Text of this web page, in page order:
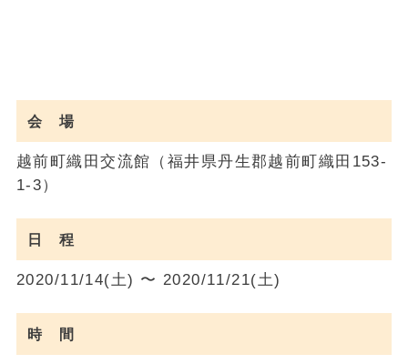
会 場
越前町織田交流館（福井県丹生郡越前町織田153-
1-3）
日 程
2020/11/14(土) 〜 2020/11/21(土)
時 間